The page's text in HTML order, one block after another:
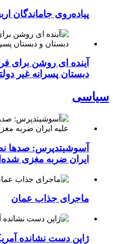
پیاده‌روی جاماندگان
آینده ای روشن برای
دبستان پسرانه غیر
سیاسی
آسوشیتدپرس: صدها
ایران ضربه مغزی
ماجرای جذاب عمان
ژاپن دست نشانده